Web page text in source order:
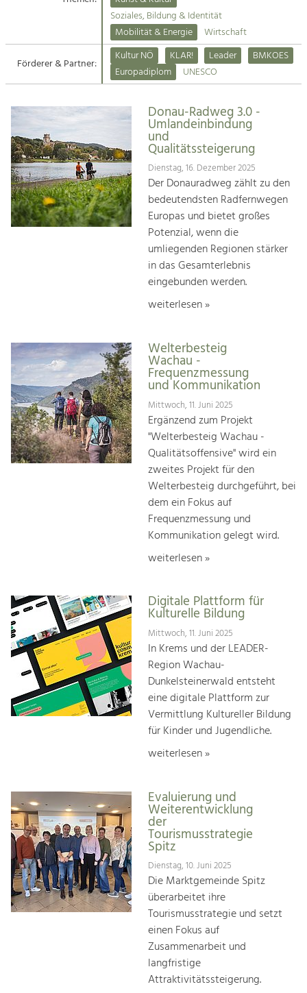
Suche
Impressum
Kontakt
Angebotsentwicklung und
Handwerk, Wissenschaft und Forschung.
Soziales, Bildung &
Identität
Gleichberechtigung, Jugend und
Integration
Mobilität & Energie
Klimawandel, öffentlicher Verkehr und
Steigerung regionaler Wertschöpfung
Soziales, Bildung & Identität
Mobilität & Energie
Wirtschaft
Förderer & Partner:
Kultur NÖ KLAR! Leader
BMKOES
Europadiplom
UNESCO
Donau-Radweg 3.0 -
Umlandeinbindung
und
Qualitätssteigerung
Dienstag, 16. Dezember 2025
Der Donauradweg zählt zu den
bedeutendsten Radfernwegen
Europas und bietet großes
Potenzial, wenn die
umliegenden Regionen stärker
in das Gesamterlebnis
eingebunden werden.
weiterlesen »
Welterbesteig
Wachau -
Frequenzmessung
und Kommunikation
Mittwoch, 11. Juni 2025
Ergänzend zum Projekt
"Welterbesteig Wachau -
Qualitätsoffensive" wird ein
zweites Projekt für den
Welterbesteig durchgeführt, bei
dem ein Fokus auf
Frequenzmessung und
Kommunikation gelegt wird.
weiterlesen »
Digitale Plattform für
Kulturelle Bildung
Mittwoch, 11. Juni 2025
In Krems und der LEADER-
Region Wachau-
Dunkelsteinerwald entsteht
eine digitale Plattform zur
Vermittlung Kultureller Bildung
für Kinder und Jugendliche.
weiterlesen »
Evaluierung und
Weiterentwicklung
der
Tourismusstrategie
Spitz
Dienstag, 10. Juni 2025
Die Marktgemeinde Spitz
überarbeitet ihre
Tourismusstrategie und setzt
einen Fokus auf
Zusammenarbeit und
langfristige
Attraktivitätssteigerung.